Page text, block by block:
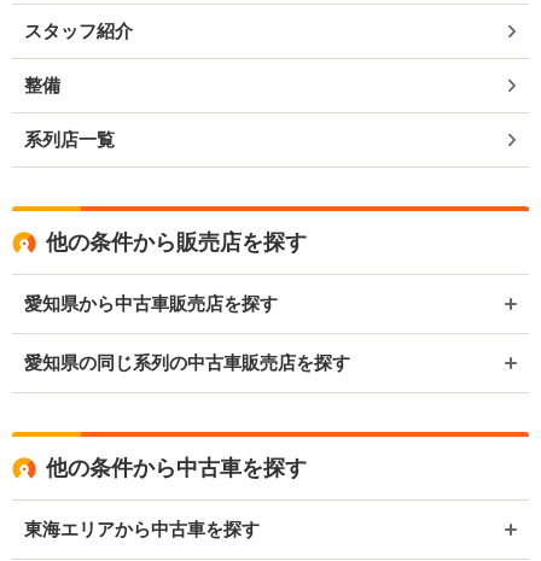
スタッフ紹介
整備
系列店一覧
他の条件から販売店を探す
愛知県から中古車販売店を探す
愛知県の同じ系列の中古車販売店を探す
他の条件から中古車を探す
東海エリアから中古車を探す